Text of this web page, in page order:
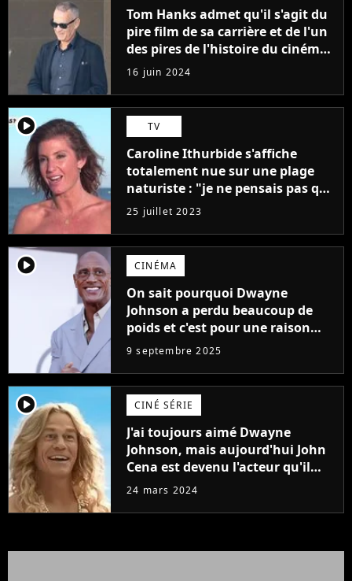
Tom Hanks admet qu'il s'agit du
pire film de sa carrière et de l'un
des pires de l'histoire du cinéma :
"L'un des films les plus
médiocres jamais réalisés"
16 juin 2024
player2 TV
Caroline Ithurbide s'affiche
totalement nue sur une plage
naturiste : "je ne pensais pas que
j'arriverais à le faire..."
25 juillet 2023
player2 CINÉMA
On sait pourquoi Dwayne
Johnson a perdu beaucoup de
poids et c'est pour une raison
importante
9 septembre 2025
player2 CINÉ SÉRIE
J'ai toujours aimé Dwayne
Johnson, mais aujourd'hui John
Cena est devenu l'acteur qu'il
rêvait d'être (et Ricky Stanicky le
24 mars 2024